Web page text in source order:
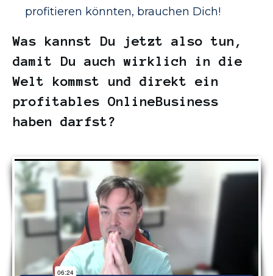
profitieren könnten, brauchen Dich!
Was kannst Du jetzt also tun,
damit Du auch wirklich in die
Welt kommst und direkt ein
profitables OnlineBusiness
haben darfst?